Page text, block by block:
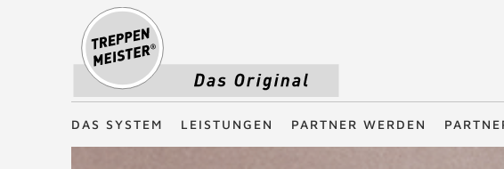
Treppenmeister - Das Original
DAS SYSTEM LEISTUNGEN PARTNER WERDEN